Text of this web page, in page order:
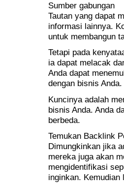
Sumber gabungan
Tautan yang dapat
informasi lainnya.
untuk membangun
Tetapi pada
ia dapat melacak
Anda dapat
dengan bisnis Anda.
Kuncinya adalah
bisnis Anda. Anda
berbeda.
Temukan Backlink
Dimungkinkan jika
mereka juga akan
mengidentifikasi
inginkan.